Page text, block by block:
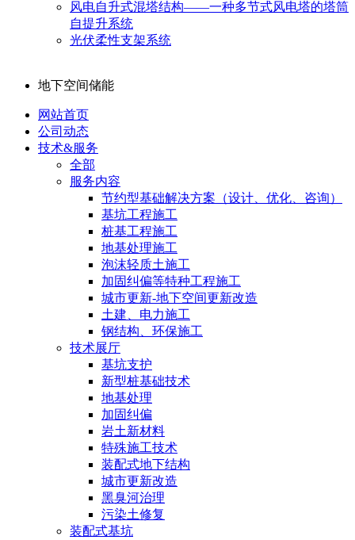
风电自升式混塔结构——一种多节式风电塔的塔筒
自提升系统
光伏柔性支架系统
地下空间储能
网站首页
公司动态
技术&服务
全部
服务内容
节约型基础解决方案（设计、优化、咨询）
基坑工程施工
桩基工程施工
地基处理施工
泡沫轻质土施工
加固纠偏等特种工程施工
城市更新-地下空间更新改造
土建、电力施工
钢结构、环保施工
技术展厅
基坑支护
新型桩基础技术
地基处理
加固纠偏
岩土新材料
特殊施工技术
装配式地下结构
城市更新改造
黑臭河治理
污染土修复
装配式基坑